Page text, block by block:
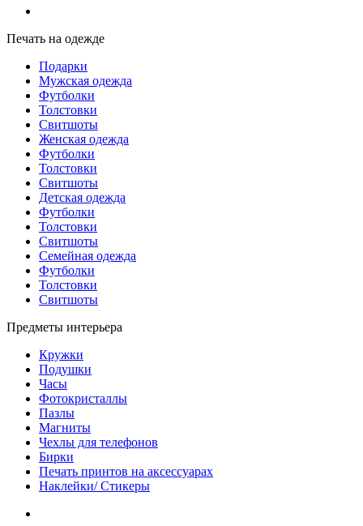
Печать на одежде
Подарки
Мужская одежда
Футболки
Толстовки
Свитшоты
Женская одежда
Футболки
Толстовки
Свитшоты
Детская одежда
Футболки
Толстовки
Свитшоты
Семейная одежда
Футболки
Толстовки
Свитшоты
Предметы интерьера
Кружки
Подушки
Часы
Фотокристаллы
Пазлы
Магниты
Чехлы для телефонов
Бирки
Печать принтов на аксессуарах
Наклейки/ Стикеры